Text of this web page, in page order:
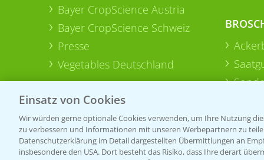
Bayer CropScience Austria
Bayer CropScience Schweiz
Presse
Vegetables Deutschland
Einsatz von Cookies
Wir würden gerne optionale Cookies verwenden, um Ihre Nutzung
zu verbessern und Informationen mit unseren Werbepartnern zu
Datenschutzerklärung im Detail dargestellten Übermittlungen an
insbesondere den USA. Dort besteht das Risiko, dass Ihre derart